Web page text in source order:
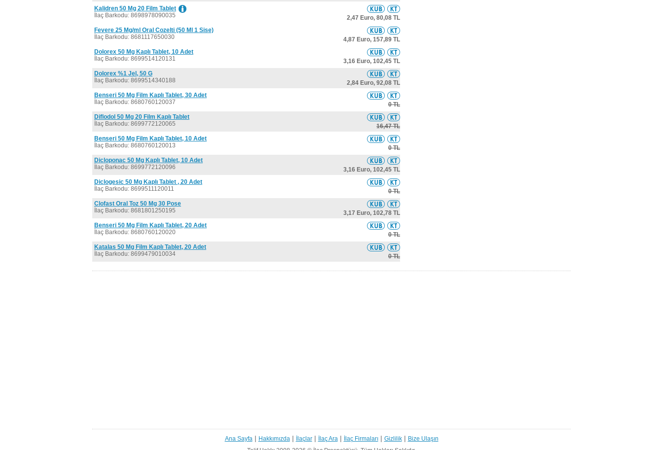
Kalidren 50 Mg 20 Film Tablet
İlaç Barkodu: 8698978090035
2,47 Euro, 80,08 TL
Fevere 25 Mg/ml Oral Cozelti (50 Ml 1 Sise)
İlaç Barkodu: 8681117650030
4,87 Euro, 157,89 TL
Dolorex 50 Mg Kaplı Tablet, 10 Adet
İlaç Barkodu: 8699514120131
3,16 Euro, 102,45 TL
Dolorex %1 Jel, 50 G
İlaç Barkodu: 8699514340188
2,84 Euro, 92,08 TL
Benseri 50 Mg Film Kaplı Tablet, 30 Adet
İlaç Barkodu: 8680760120037
0 TL
Diflodol 50 Mg 20 Film Kaplı Tablet
İlaç Barkodu: 8699772120065
16,47 TL
Benseri 50 Mg Film Kaplı Tablet, 10 Adet
İlaç Barkodu: 8680760120013
0 TL
Dicloponac 50 Mg Kaplı Tablet, 10 Adet
İlaç Barkodu: 8699772120096
3,16 Euro, 102,45 TL
Diclogesic 50 Mg Kaplı Tablet , 20 Adet
İlaç Barkodu: 8699511120011
0 TL
Clofast Oral Toz 50 Mg 30 Pose
İlaç Barkodu: 8681801250195
3,17 Euro, 102,78 TL
Benseri 50 Mg Film Kaplı Tablet, 20 Adet
İlaç Barkodu: 8680760120020
0 TL
Katalas 50 Mg Film Kaplı Tablet, 20 Adet
İlaç Barkodu: 8699479010034
0 TL
Ana Sayfa | Hakkımızda | İlaçlar| İlaç Ara | İlaç Firmaları| Gizlilik| Bize Ulaşın